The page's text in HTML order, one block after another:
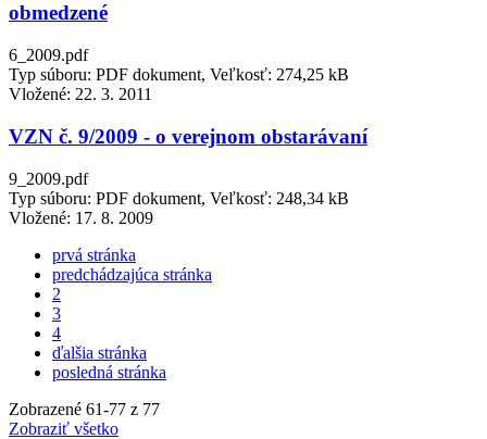
obmedzené
6_2009.pdf
Typ súboru: PDF dokument, Veľkosť: 274,25 kB
Vložené: 22. 3. 2011
VZN č. 9/2009 - o verejnom obstarávaní
9_2009.pdf
Typ súboru: PDF dokument, Veľkosť: 248,34 kB
Vložené: 17. 8. 2009
prvá stránka
predchádzajúca stránka
2
3
4
ďalšia stránka
posledná stránka
Zobrazené 61-77 z 77
Zobraziť všetko